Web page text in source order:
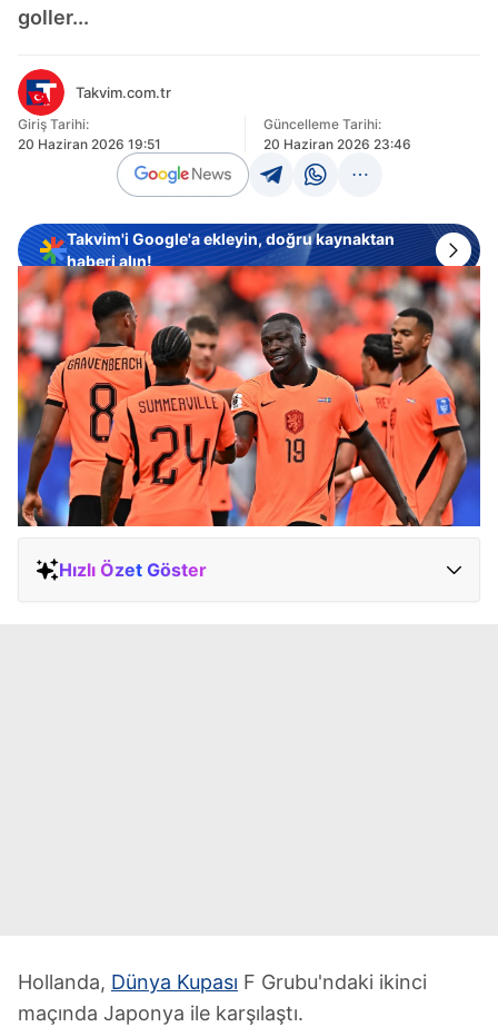
goller...
Takvim.com.tr
Giriş Tarihi:
20 Haziran 2026 19:51
Güncelleme Tarihi:
20 Haziran 2026 23:46
Takvim'i Google'a ekleyin, doğru kaynaktan
haberi alın!
Hızlı Özet Göster
Hollanda, Dünya Kupası F Grubu'ndaki ikinci
maçında Japonya ile karşılaştı.